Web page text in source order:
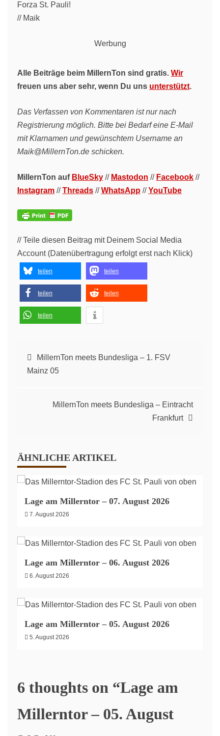
Forza St. Pauli!
// Maik
Werbung
Alle Beiträge beim MillernTon sind gratis. Wir
freuen uns aber sehr, wenn Du uns unterstützt.
Das Verfassen von Kommentaren ist nur nach
Registrierung möglich. Bitte bei Bedarf eine E-Mail
mit Klarnamen und gewünschtem Username an
Maik@MillernTon.de schicken.
MillernTon auf BlueSky // Mastodon // Facebook //
Instagram //Threads //WhatsApp //YouTube
// Teile diesen Beitrag mit Deinem Social Media
Account (Datenübertragung erfolgt erst nach Klick)
teilen teilen
teilen teilen
teilen
Beitragsnavigation
MillernTon meets Bundesliga – 1. FSV
Mainz 05
MillernTon meets Bundesliga – Eintracht
Frankfurt
ÄHNLICHE ARTIKEL
Lage am Millerntor – 07. August 2026
7. August 2026
Lage am Millerntor – 06. August 2026
6. August 2026
Lage am Millerntor – 05. August 2026
5. August 2026
6 thoughts on “Lage am
Millerntor – 05. August